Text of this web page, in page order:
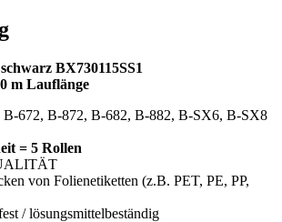
BX730115SS1
m Lauflänge
B-672, B-872, B-682, B-882, B-SX6, B-SX8
= 5 Rollen
von Folienetiketten (z.B. PET, PE, PP,
/ lösungsmittelbeständig